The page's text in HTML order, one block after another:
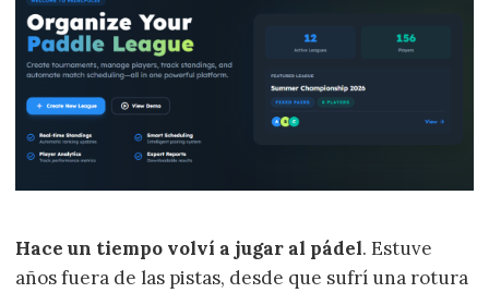
Hace un tiempo volví a jugar al pádel. Estuve
años fuera de las pistas, desde que sufrí una rotura